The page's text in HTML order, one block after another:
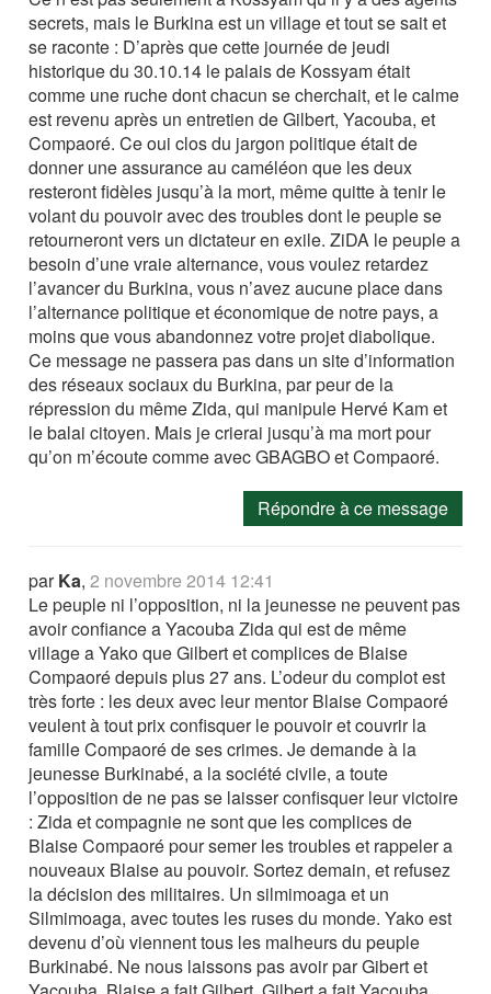
secrets, mais le Burkina est un village et tout se sait et
se raconte : D’après que cette journée de jeudi
historique du 30.10.14 le palais de Kossyam était
comme une ruche dont chacun se cherchait, et le calme
est revenu après un entretien de Gilbert, Yacouba, et
Compaoré. Ce oui clos du jargon politique était de
donner une assurance au caméléon que les deux
resteront fidèles jusqu’à la mort, même quitte à tenir le
volant du pouvoir avec des troubles dont le peuple se
retourneront vers un dictateur en exile. ZiDA le peuple a
besoin d’une vraie alternance, vous voulez retardez
l’avancer du Burkina, vous n’avez aucune place dans
l’alternance politique et économique de notre pays, a
moins que vous abandonnez votre projet diabolique.
Ce message ne passera pas dans un site d’information
des réseaux sociaux du Burkina, par peur de la
répression du même Zida, qui manipule Hervé Kam et
le balai citoyen. Mais je crierai jusqu’à ma mort pour
qu’on m’écoute comme avec GBAGBO et Compaoré.
Répondre à ce message
parKa,2 novembre 2014 12:41
Le peuple ni l’opposition, ni la jeunesse ne peuvent pas
avoir confiance a Yacouba Zida qui est de même
village a Yako que Gilbert et complices de Blaise
Compaoré depuis plus 27 ans. L’odeur du complot est
très forte : les deux avec leur mentor Blaise Compaoré
veulent à tout prix confisquer le pouvoir et couvrir la
famille Compaoré de ses crimes. Je demande à la
jeunesse Burkinabé, a la société civile, a toute
l’opposition de ne pas se laisser confisquer leur victoire
: Zida et compagnie ne sont que les complices de
Blaise Compaoré pour semer les troubles et rappeler a
nouveaux Blaise au pouvoir. Sortez demain, et refusez
la décision des militaires. Un silmimoaga et un
Silmimoaga, avec toutes les ruses du monde. Yako est
devenu d’où viennent tous les malheurs du peuple
Burkinabé. Ne nous laissons pas avoir par Gibert et